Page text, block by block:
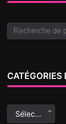
CATÉGORIES
Sélectionner une catégorie